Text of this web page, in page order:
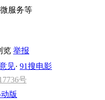
服务等
览 举报
见· 91搜电影
号
版